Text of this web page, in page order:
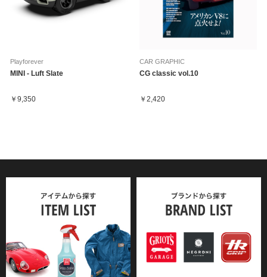
Playforever
MINI - Luft Slate
￥9,350
CAR GRAPHIC
CG classic vol.10
￥2,420